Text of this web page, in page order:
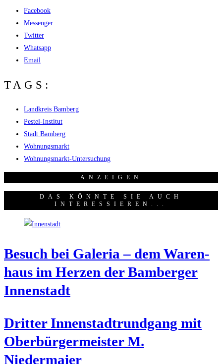
Facebook
Messenger
Twitter
Whatsapp
Email
TAGS:
Landkreis Bamberg
Pestel-Institut
Stadt Bamberg
Wohnungsmarkt
Wohnungsmarkt-Untersuchung
ANZEI­GEN
DAS KÖNNTE SIE AUCH
INTERESSIEREN...
Besuch bei Gale­ria – dem Waren­
haus im Her­zen der Bam­ber­ger
Innenstadt
Drit­ter Innen­stadt­rund­gang mit
Ober­bür­ger­meis­ter M.
Niedermaier